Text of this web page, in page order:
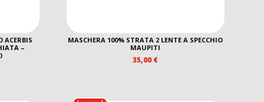
ACERBIS
–
MASCHERA 100% STRATA 2 LENTE A SPECCHIO
MAUPITI
35,00€